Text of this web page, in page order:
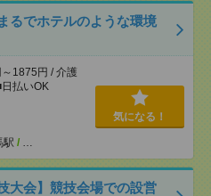
るでホテルのような環境
1875円 / 介護
払いOK
駅 / …
気になる！
大会】競技会場での設営